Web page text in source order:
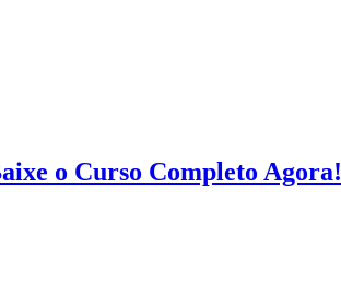
o Curso Completo Agora!